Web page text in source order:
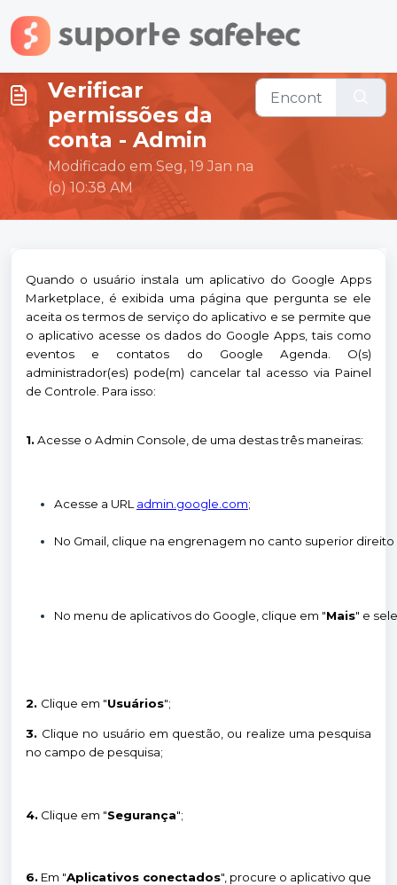
Ir para o conteúdo principal
Verificar
permissões da
conta - Admin
Modificado em Seg, 19 Jan na
(o) 10:38 AM
Quando o usuário instala um aplicativo do Google Apps
Marketplace, é exibida uma página que pergunta se ele
aceita os termos de serviço do aplicativo e se permite que
o aplicativo acesse os dados do Google Apps, tais como
eventos e contatos do Google Agenda. O(s)
administrador(es) pode(m) cancelar tal acesso via Painel
de Controle. Para isso:
1. Acesse o Admin Console, de uma destas três maneiras:
Acesse a URL admin.google.com;
No Gmail, clique na engrenagem no canto superior
No menu de aplicativos do Google, clique em "Mais" e
2. Clique em "Usuários";
3. Clique no usuário em questão, ou realize uma pesquisa
no campo de pesquisa;
4. Clique em "Segurança";
6. Em "Aplicativos conectados", procure o aplicativo que